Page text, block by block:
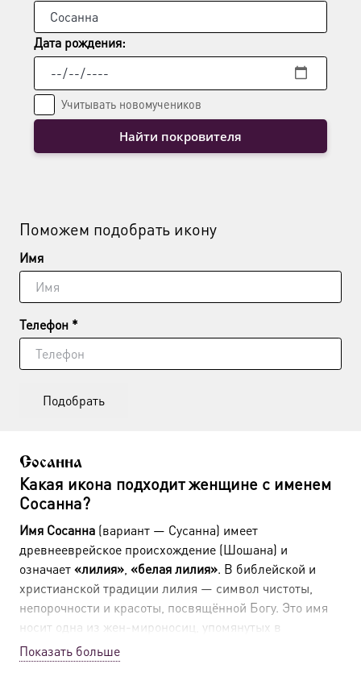
Дата рождения:
Учитывать новомучеников
Найти покровителя
Поможем подобрать икону
Имя
Телефон *
Подобрать
Сосанна
Какая икона подходит женщине с именем
Сосанна?
Имя Сосанна (вариант — Сусанна) имеет
древнееврейское происхождение (Шошана) и
означает«лилия» «белая лилия». В библейской и
христианской традиции лилия — символ чистоты,
непорочности и красоты, посвящённой Богу. Это имя
носит одна из жен-мироносиц, упомянутых в
Евангелии (Лк. 8:3), а также несколько святых, самой
известной из которых является мученица Сосанна
Показать больше